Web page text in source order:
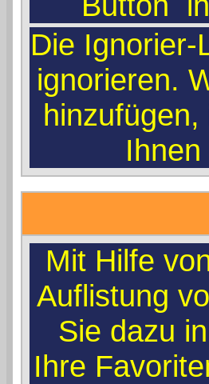
Die
ignorieren.
Mit Hilfe
Auflistung
Sie dazu
Ihre